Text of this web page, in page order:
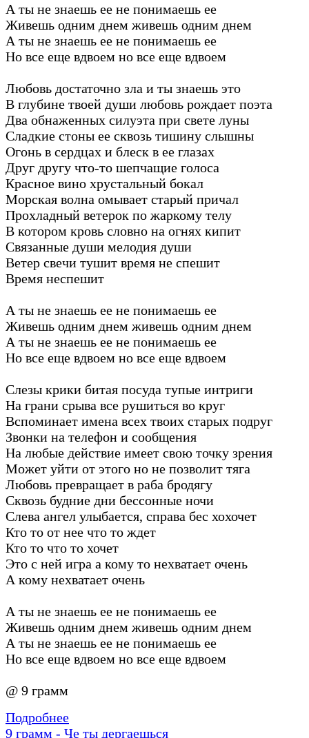
А ты не знаешь ее не понимаешь ее
Живешь одним днем живешь одним днем
А ты не знаешь ее не понимаешь ее
Но все еще вдвоем но все еще вдвоем
Любовь достаточно зла и ты знаешь это
В глубине твоей души любовь рождает поэта
Два обнаженных силуэта при свете луны
Сладкие стоны ее сквозь тишину слышны
Огонь в сердцах и блеск в ее глазах
Друг другу что-то шепчащие голоса
Красное вино хрустальный бокал
Морская волна омывает старый причал
Прохладный ветерок по жаркому телу
В котором кровь словно на огнях кипит
Связанные души мелодия души
Ветер свечи тушит время не спешит
Время неспешит
А ты не знаешь ее не понимаешь ее
Живешь одним днем живешь одним днем
А ты не знаешь ее не понимаешь ее
Но все еще вдвоем но все еще вдвоем
Слезы крики битая посуда тупые интриги
На грани срыва все рушиться во круг
Вспоминает имена всех твоих старых подруг
Звонки на телефон и сообщения
На любые действие имеет свою точку зрения
Может уйти от этого но не позволит тяга
Любовь превращает в раба бродягу
Сквозь будние дни бессонные ночи
Слева ангел улыбается, справа бес хохочет
Кто то от нее что то ждет
Кто то что то хочет
Это с ней игра а кому то нехватает очень
А кому нехватает очень
А ты не знаешь ее не понимаешь ее
Живешь одним днем живешь одним днем
А ты не знаешь ее не понимаешь ее
Но все еще вдвоем но все еще вдвоем
@ 9 грамм
Подробнее
9 грамм - Че ты дергаешься